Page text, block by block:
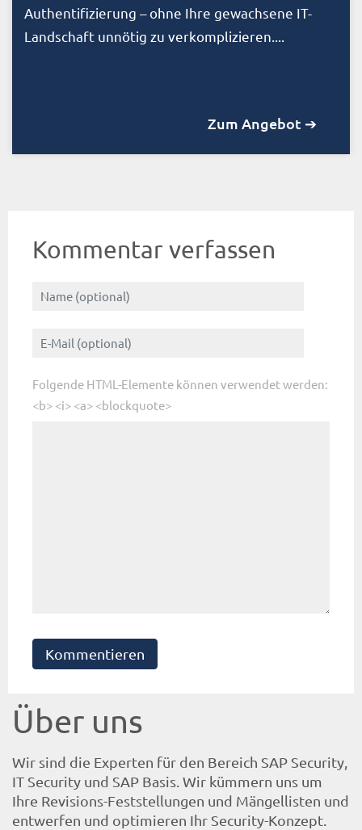
Authentifizierung – ohne Ihre gewachsene IT-
Landschaft unnötig zu verkomplizieren....
Zum Angebot ➔
Kommentar verfassen
Folgende HTML-Elemente können verwendet werden:
<b> <i> <a> <blockquote>
Kommentieren
Über uns
Wir sind die Experten für den Bereich SAP Security,
IT Security und SAP Basis. Wir kümmern uns um
Ihre Revisions-Feststellungen und Mängellisten und
entwerfen und optimieren Ihr Security-Konzept.